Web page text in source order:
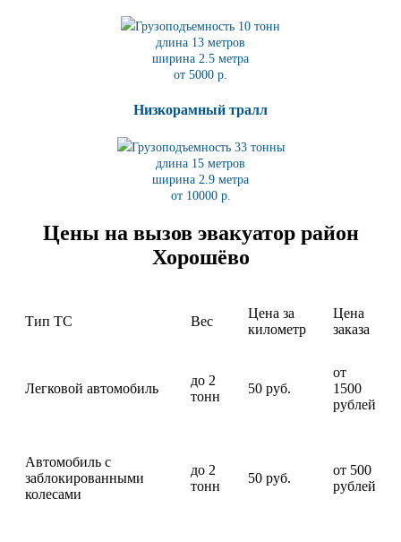
Грузоподъемность 10 тонн
длина 13 метров
ширина 2.5 метра
от 5000 р.
Низкорамный тралл
Грузоподъемность 33 тонны
длина 15 метров
ширина 2.9 метра
от 10000 р.
Цены на вызов эвакуатор район
Хорошёво
Тип ТС Вес
Цена за
километр
Цена
заказа
Легковой автомобиль
до 2
тонн
50 руб.
от
1500
рублей
Автомобиль с
заблокированными
колесами
до 2
тонн
50 руб.
от 500
рублей